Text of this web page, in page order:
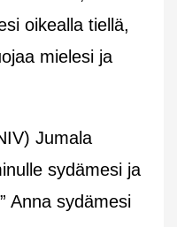
oikealla tiellä,
mielesi ja
Jumala
sydämesi ja
Anna sydämesi